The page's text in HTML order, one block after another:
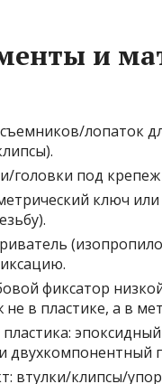
и
лопаток
головки под
ключ
фиксатор
в пластике, а в
двухкомпонентный
втулки/клипсы/